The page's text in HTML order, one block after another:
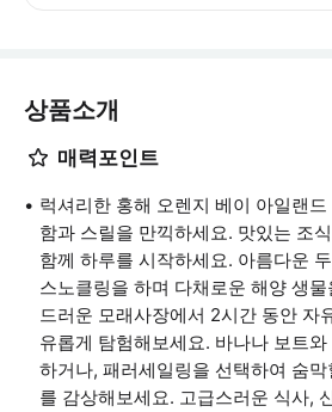
상품소개
매력포인트
럭셔리한 홍해 오렌지 베이 아일랜
함과 스릴을 만끽하세요. 맛있는 조
함께 하루를 시작하세요. 아름다운
스노클링을 하며 다채로운 해양 생
드러운 모래사장에서 2시간 동안 자
유롭게 탐험해보세요. 바나나 보트
하거나, 패러세일링을 선택하여 숨
를 감상해보세요. 고급스러운 식사,